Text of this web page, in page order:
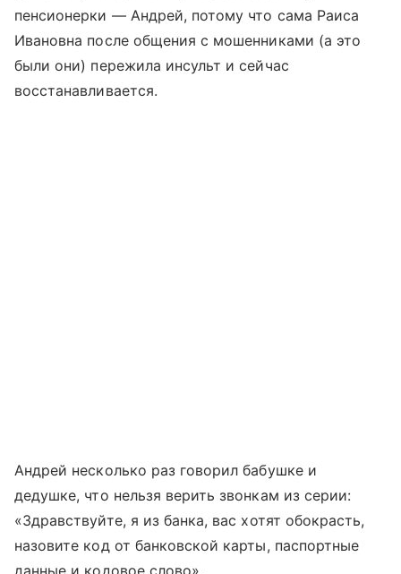
пенсионерки — Андрей, потому что сама Раиса
Ивановна после общения с мошенниками (а это
были они) пережила инсульт и сейчас
восстанавливается.
Андрей несколько раз говорил бабушке и
дедушке, что нельзя верить звонкам из серии:
«Здравствуйте, я из банка, вас хотят обокрасть,
назовите код от банковской карты, паспортные
данные и кодовое слово».